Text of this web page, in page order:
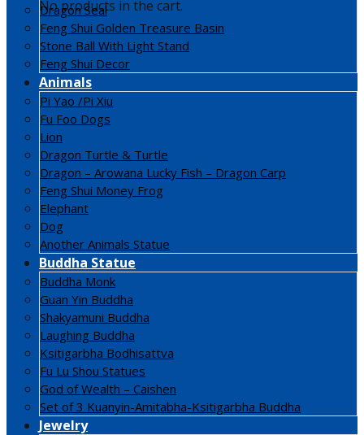
No products in the cart.
Dragon Seal
Feng Shui Golden Treasure Basin
Stone Ball With Light Stand
Feng Shui Decor
Animals
Pi Yao /Pi Xiu
Fu Foo Dogs
Lion
Dragon Turtle & Turtle
Dragon – Arowana Lucky Fish – Dragon Carp
Feng Shui Money Frog
Elephant
Dog
Another Animals Statue
Buddha Statue
Buddha Monk
Guan Yin Buddha
Shakyamuni Buddha
Laughing Buddha
Ksitigarbha Bodhisattva
Fu Lu Shou Statues
God of Wealth – Caishen
Set of 3 Kuanyin-Amitabha-Ksitigarbha Buddha
Jewelry